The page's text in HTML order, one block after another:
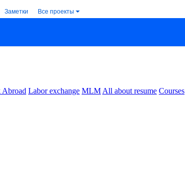
Заметки Все проекты
Abroad Labor exchange MLM All about resume Courses